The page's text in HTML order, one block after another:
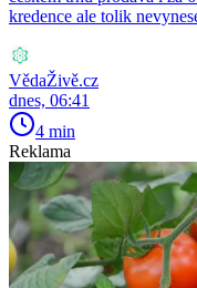
kredence ale tolik
VědaŽivě.cz
dnes, 06:41
4 min
Reklama